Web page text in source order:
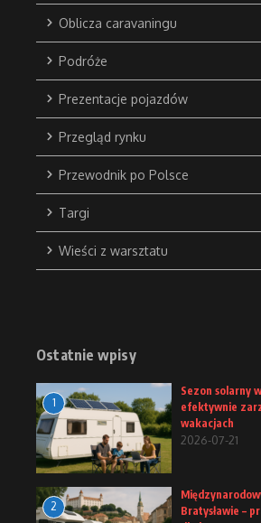
Oblicza caravaningu
Podróże
Prezentacje pojazdów
Przegląd rynku
Przewodnik po Polsce
Targi
Wieści z warsztatu
Ostatnie wpisy
1
Sezon solarny
efektywnie
wakacjach
2026-07-21
2
Bratysławie –